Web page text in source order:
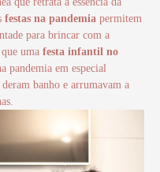
festas na pandemia permitem
para brincar com a
uma festa infantil no
pandemia em especial
banho e arrumavam a